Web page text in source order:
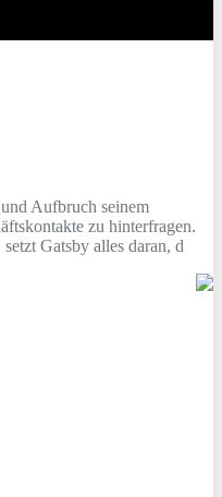
Aufbruch seinem
zu hinterfragen.
Gatsby alles daran, d